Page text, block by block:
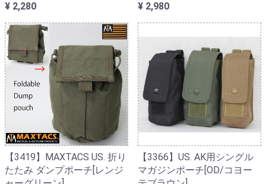
¥ 2,280
¥ 2,980
【3419】MAXTACS US. 折り
たたみ ダンプポーチ[レンジ
【3366】US. AK用シングル
マガジンポーチ[OD/コヨー